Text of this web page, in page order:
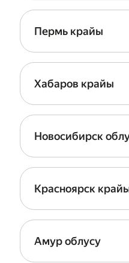
Пермь крайы
Хабаров крайы
Новосибирск
Красноярск
Амур облусу